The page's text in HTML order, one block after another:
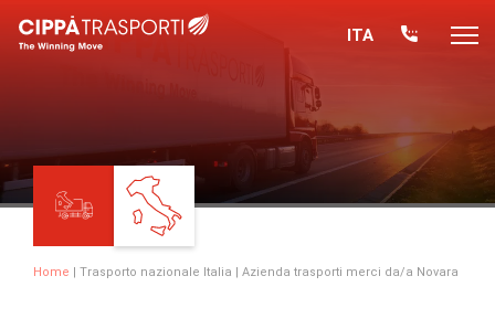
ITA
Home | Trasporto nazionale Italia | Azienda trasporti merci da/a Novara